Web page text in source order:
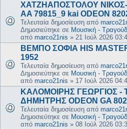
ΧΑΤΖΗΑΠΟΣΤΟΛΟΥ ΝΙΚΟΣ-
AA 79815_9 kai ODEON
Τελευταία δημοσίευση από
Δημοσιεύτηκε σε Μουσική -
από marco21nis » 21 Ιούλ 2026
ΒΕΜΠΟ ΣΟΦΙΑ HIS
1952
Τελευταία δημοσίευση από
Δημοσιεύτηκε σε Μουσική -
από marco21nis » 17 Ιούλ 2026
ΚΑΛΟΜΟΙΡΗΣ ΓΕΩΡΓΙΟΣ
ΔΗΜΗΤΡΗΣ ODEON GA
Τελευταία δημοσίευση από
Δημοσιεύτηκε σε Μουσική -
από marco21nis » 08 Ιούλ 2026